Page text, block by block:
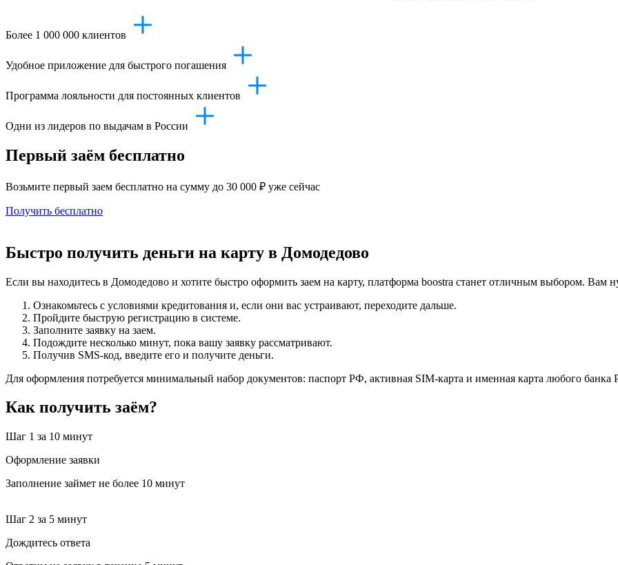
Более 1 000 000 клиентов
Удобное приложение для быстрого погашения
Программа лояльности для постоянных клиентов
Одни из лидеров по выдачам в России
Первый заём бесплатно
Возьмите первый заем бесплатно на сумму до 30 000 ₽ уже сейчас
Получить бесплатно
Быстро получить деньги на карту в Домодедово
Если вы находитесь в Домодедово и хотите быстро оформить заем на карту, платформа boostra станет отличным выбором. Вам
Ознакомьтесь с условиями кредитования и, если они вас устраивают, переходите дальше.
Пройдите быструю регистрацию в системе.
Заполните заявку на заем.
Подождите несколько минут, пока вашу заявку рассматривают.
Получив SMS-код, введите его и получите деньги.
Для оформления потребуется минимальный набор документов: паспорт РФ, активная SIM-карта и именная карта любого банка
Как получить заём?
Шаг 1 за 10 минут
Оформление заявки
Заполнение займет не более 10 минут
Шаг 2 за 5 минут
Дождитесь ответа